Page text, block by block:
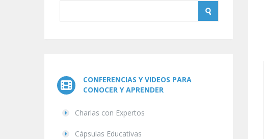
CONFERENCIAS Y VIDEOS PARA
CONOCER Y APRENDER
Charlas con Expertos
Cápsulas Educativas